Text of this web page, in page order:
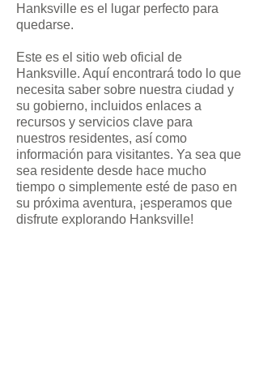
Hanksville es el lugar perfecto para
quedarse.
Este es el sitio web oficial de
Hanksville. Aquí encontrará todo lo que
necesita saber sobre nuestra ciudad y
su gobierno, incluidos enlaces a
recursos y servicios clave para
nuestros residentes, así como
información para visitantes. Ya sea que
sea residente desde hace mucho
tiempo o simplemente esté de paso en
su próxima aventura, ¡esperamos que
disfrute explorando Hanksville!